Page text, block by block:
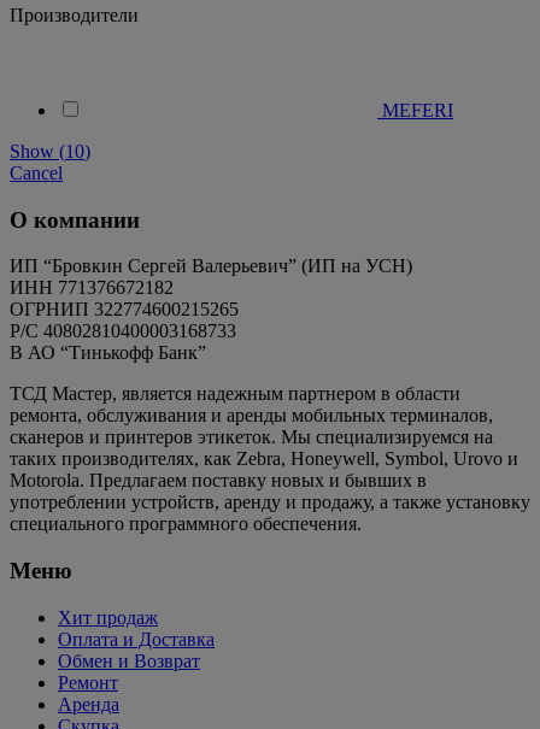
Производители
MEFERI
Show (10)
Cancel
О компании
ИП “Бровкин Сергей Валерьевич” (ИП на УСН)
ИНН 771376672182
ОГРНИП 322774600215265
P/C 40802810400003168733
В АО “Тинькофф Банк”
ТСД Мастер, является надежным партнером в области
ремонта, обслуживания и аренды мобильных терминалов,
сканеров и принтеров этикеток. Мы специализируемся на
таких производителях, как Zebra, Honeywell, Symbol, Urovo и
Motorola. Предлагаем поставку новых и бывших в
употреблении устройств, аренду и продажу, а также установку
специального программного обеспечения.
Меню
Хит продаж
Оплата и Доставка
Обмен и Возврат
Ремонт
Аренда